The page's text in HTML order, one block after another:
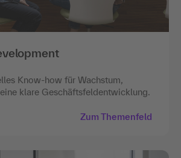
Know-how für Wachstum,
klare Geschäftsfeldentwicklung.
Zum Themenfeld